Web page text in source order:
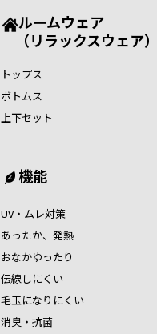
ルームウェア
（リラックスウェア）
トップス
ボトムス
上下セット
機能
UV・ムレ対策
あったか、発熱
おなかゆったり
伝線しにくい
毛玉になりにくい
消臭・抗菌